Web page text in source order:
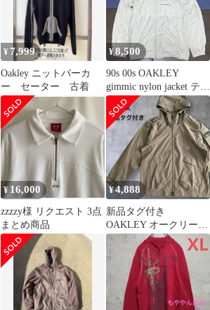
¥ 7,999
Oakley ニットパーカ
ー セーター 古着
¥8,500
90s 00s OAKLEY
gimmic nylon jacket テッ
ク系
¥ 16,000
zzzzy様 リクエスト 3点
まとめ商品
¥4,888
新品タグ付き
OAKLEY オークリー
ナイロンジャケット カ
ーキ Mサイズ